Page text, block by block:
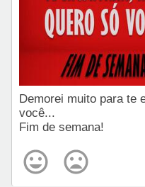
Demorei muito para te
você...
Fim de semana!